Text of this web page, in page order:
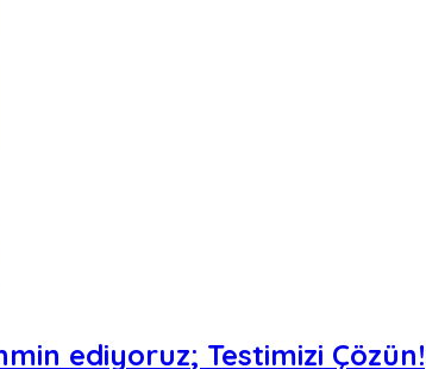
ediyoruz; Testimizi Çözün!